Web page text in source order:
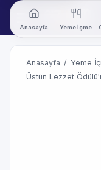
Anasayfa Yeme İçme
Anasayfa / Yeme
Üstün Lezzet